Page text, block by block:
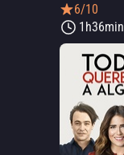
6/10
1h36min